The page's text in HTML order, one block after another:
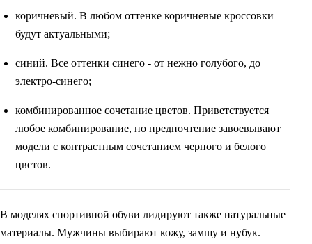
коричневый. В любом оттенке коричневые кроссовки
будут актуальными;
синий. Все оттенки синего - от нежно голубого, до
электро-синего;
комбинированное сочетание цветов. Приветствуется
любое комбинирование, но предпочтение завоевывают
модели с контрастным сочетанием черного и белого
цветов.
В моделях спортивной обуви лидируют также натуральные
материалы. Мужчины выбирают кожу, замшу и нубук.